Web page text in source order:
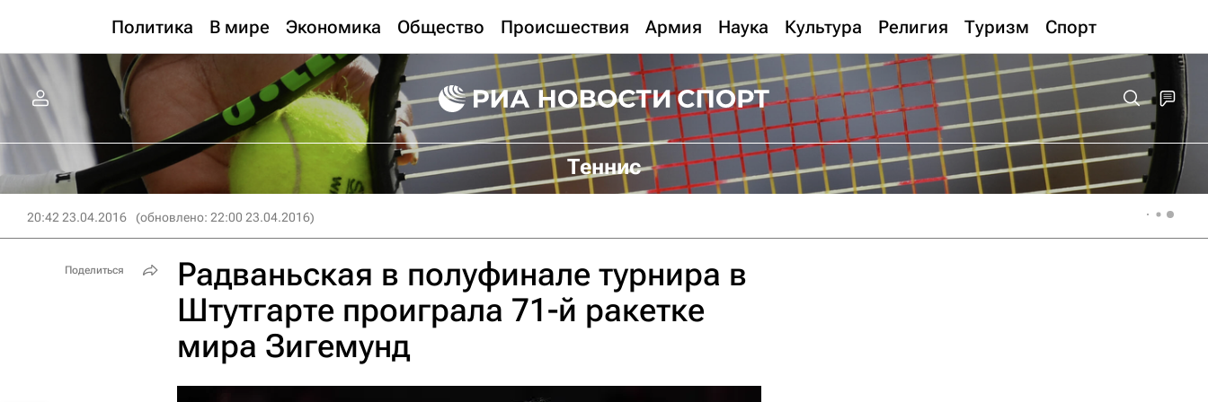
Политика В мире Экономика Общество Происшествия Армия Наука Культура Религия Туризм Спорт
Теннис
20:42 23.04.2016 (обновлено: 22:00 23.04.2016)
Радваньская в полуфинале турнира в
Штутгарте проиграла 71-й ракетке
мира Зигемунд
Поделиться